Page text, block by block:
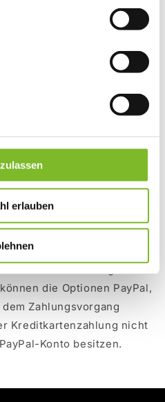
erlauben
durchschnittlich 5
zu rechnen
die Optionen PayPal,
Zahlungsvorgang
Kreditkartenzahlung nicht
Konto besitzen.